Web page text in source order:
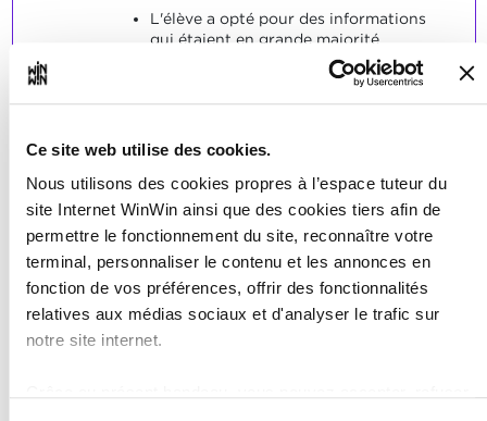
Ce site web utilise des cookies.
Nous utilisons des cookies propres à l’espace tuteur du
site Internet WinWin ainsi que des cookies tiers afin de
permettre le fonctionnement du site, reconnaître votre
terminal, personnaliser le contenu et les annonces en
fonction de vos préférences, offrir des fonctionnalités
relatives aux médias sociaux et d'analyser le trafic sur
notre site internet.
L'élève a opté pour des informations
qui étaient en grande majorité
correctes sous l'aspect professionnel.
Le dessin mentionnait quasiment
toutes les dimensions requises pour la
L'élève a indiqué des tolérances ainsi
surfaces et elles étaient en partie
correctes.
L'élève est capable de